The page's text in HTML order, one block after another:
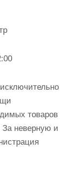
товаров
За неверную и